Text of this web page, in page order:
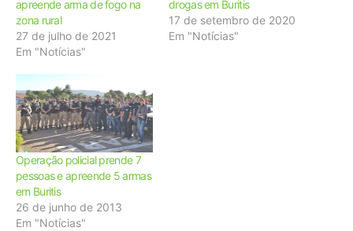
apreende arma de fogo na
zona rural
27 de julho de 2021
Em "Notícias"
drogas em Buritis
17 de setembro de 2020
Em "Notícias"
Operação policial prende 7
pessoas e apreende 5 armas
em Buritis
26 de junho de 2013
Em "Notícias"